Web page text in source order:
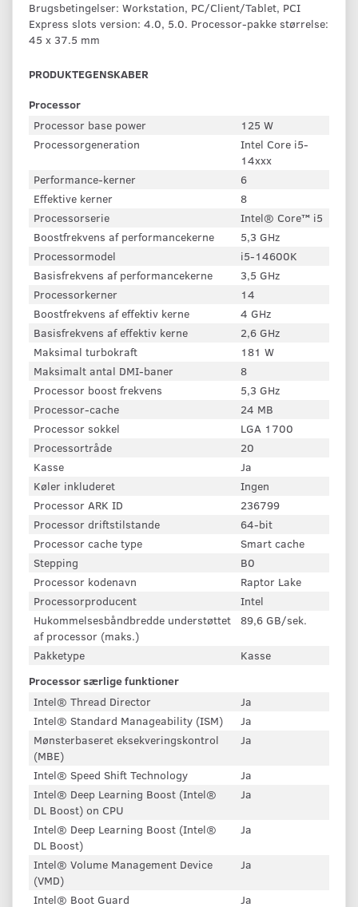
Brugsbetingelser: Workstation, PC/Client/Tablet, PCI
Express slots version: 4.0, 5.0. Processor-pakke størrelse:
45 x 37.5 mm
PRODUKTEGENSKABER
Processor
Processor base power
125 W
Processorgeneration
Intel Core i5-
14xxx
Performance-kerner
6
Effektive kerner
8
Processorserie
Intel® Core™ i5
Boostfrekvens af performancekerne
5,3 GHz
Processormodel
i5-14600K
Basisfrekvens af performancekerne
3,5 GHz
Processorkerner
14
Boostfrekvens af effektiv kerne
4 GHz
Basisfrekvens af effektiv kerne
2,6 GHz
Maksimal turbokraft
181 W
Maksimalt antal DMI-baner
8
Processor boost frekvens
5,3 GHz
Processor-cache
24 MB
Processor sokkel
LGA 1700
Processortråde
20
Kasse
Ja
Køler inkluderet
Ingen
Processor ARK ID
236799
Processor driftstilstande
64-bit
Processor cache type
Smart cache
Stepping
B0
Processor kodenavn
Raptor Lake
Processorproducent
Intel
Hukommelsesbåndbredde understøttet
af processor (maks.)
89,6 GB/sek.
Pakketype
Kasse
Processor særlige funktioner
Intel® Thread Director
Ja
Intel® Standard Manageability (ISM)
Ja
Mønsterbaseret eksekveringskontrol
(MBE)
Ja
Intel® Speed ​​Shift Technology
Ja
Intel® Deep Learning Boost (Intel®
DL Boost) on CPU
Ja
Intel® Deep Learning Boost (Intel®
DL Boost)
Ja
Intel® Volume Management Device
(VMD)
Ja
Intel® Boot Guard
Ja